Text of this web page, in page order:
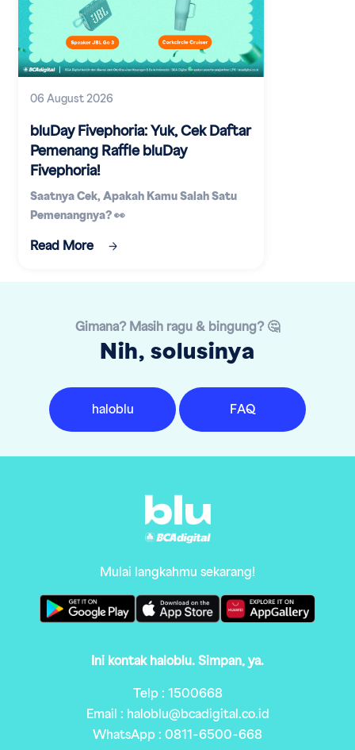
06 August 2026
bluDay Fivephoria: Yuk, Cek Daftar
Pemenang Raffle bluDay
Fivephoria!
Saatnya Cek, Apakah Kamu Salah Satu
Pemenangnya? 👀
Read More
Gimana? Masih ragu & bingung? 🤔
Nih, solusinya
haloblu FAQ
Mulai langkahmu sekarang!
Ini kontak haloblu. Simpan, ya.
Telp : 1500668
Email : haloblu@bcadigital.co.id
WhatsApp : 0811-6500-668